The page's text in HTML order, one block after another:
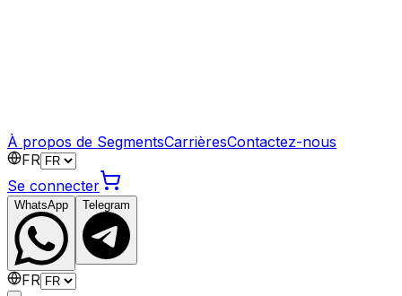
À propos de SegmentsCarrièresContactez-nous
FR
Se connecter
WhatsApp Telegram
FR